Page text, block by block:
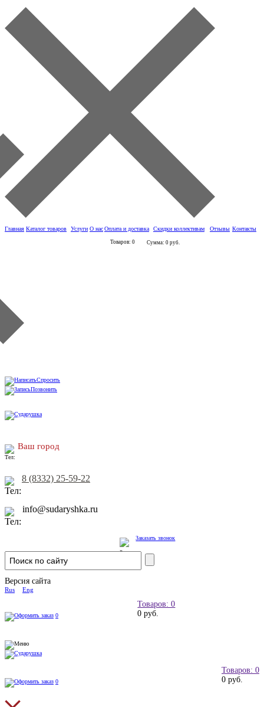
Главная Каталог товаров Услуги О насОплата и доставка Скидки коллективам Отзывы Контакты
Товаров: 0 Сумма: 0 руб.
Спросить
Позвонить
Ваш город
8 (8332) 25-59-22
info@sudaryshka.ru
Заказать звонок
Версия сайта
Rus Eng
Товаров: 0
0 руб.
0
Товаров: 0
0 руб.
0